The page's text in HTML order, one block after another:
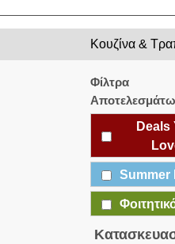
Κουζίνα &
Φίλτρα
Deals
Summer